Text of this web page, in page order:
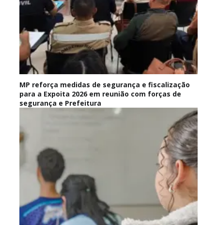
MP reforça medidas de segurança e fiscalização
para a Expoita 2026 em reunião com forças de
segurança e Prefeitura